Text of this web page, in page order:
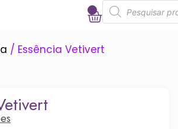
/ Essência Vetivert